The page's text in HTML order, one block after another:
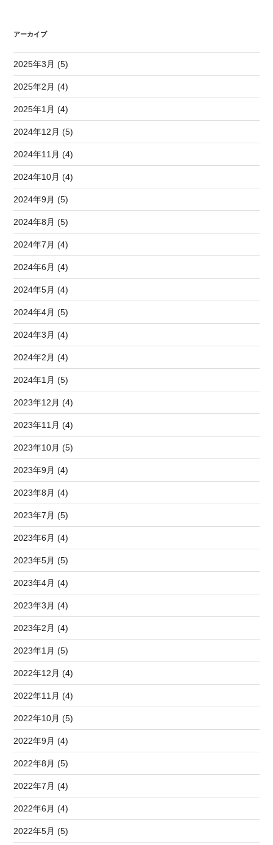
アーカイブ
2025年3月 (5)
2025年2月 (4)
2025年1月 (4)
2024年12月 (5)
2024年11月 (4)
2024年10月 (4)
2024年9月 (5)
2024年8月 (5)
2024年7月 (4)
2024年6月 (4)
2024年5月 (4)
2024年4月 (5)
2024年3月 (4)
2024年2月 (4)
2024年1月 (5)
2023年12月 (4)
2023年11月 (4)
2023年10月 (5)
2023年9月 (4)
2023年8月 (4)
2023年7月 (5)
2023年6月 (4)
2023年5月 (5)
2023年4月 (4)
2023年3月 (4)
2023年2月 (4)
2023年1月 (5)
2022年12月 (4)
2022年11月 (4)
2022年10月 (5)
2022年9月 (4)
2022年8月 (5)
2022年7月 (4)
2022年6月 (4)
2022年5月 (5)